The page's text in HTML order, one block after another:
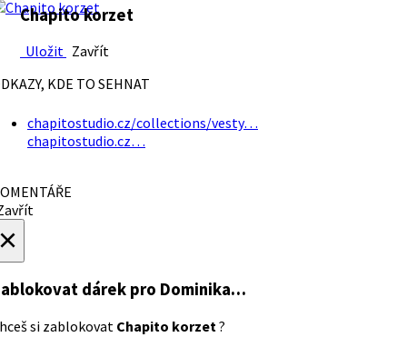
Chapito korzet
Uložit Zavřít
KDE TO SEHNAT
chapitostudio.cz/collections/vesty…
chapitostudio.cz…
dárek pro Dominika…
si zablokovat Chapito korzet?